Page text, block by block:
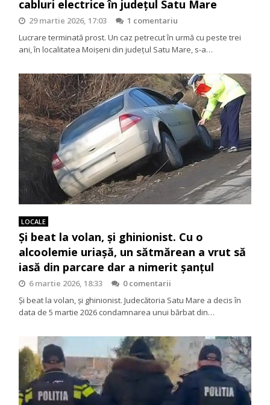
cabluri electrice în județul Satu Mare
29 martie 2026, 17:03
1 comentariu
Lucrare terminată prost. Un caz petrecut în urmă cu peste trei
ani, în localitatea Moișeni din județul Satu Mare, s-a…
LOCALE
Și beat la volan, și ghinionist. Cu o
alcoolemie uriașă, un sătmărean a vrut să
iasă din parcare dar a nimerit șanțul
6 martie 2026, 18:33
0 comentarii
Și beat la volan, și ghinionist. Judecătoria Satu Mare a decis în
data de 5 martie 2026 condamnarea unui bărbat din…